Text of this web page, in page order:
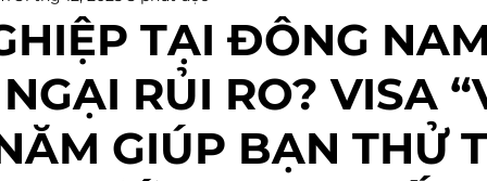
Nha New Zealand Nam Mỹ Panama
TẠI ĐÔNG
RỦI RO? VISA
GIÚP BẠN THỬ